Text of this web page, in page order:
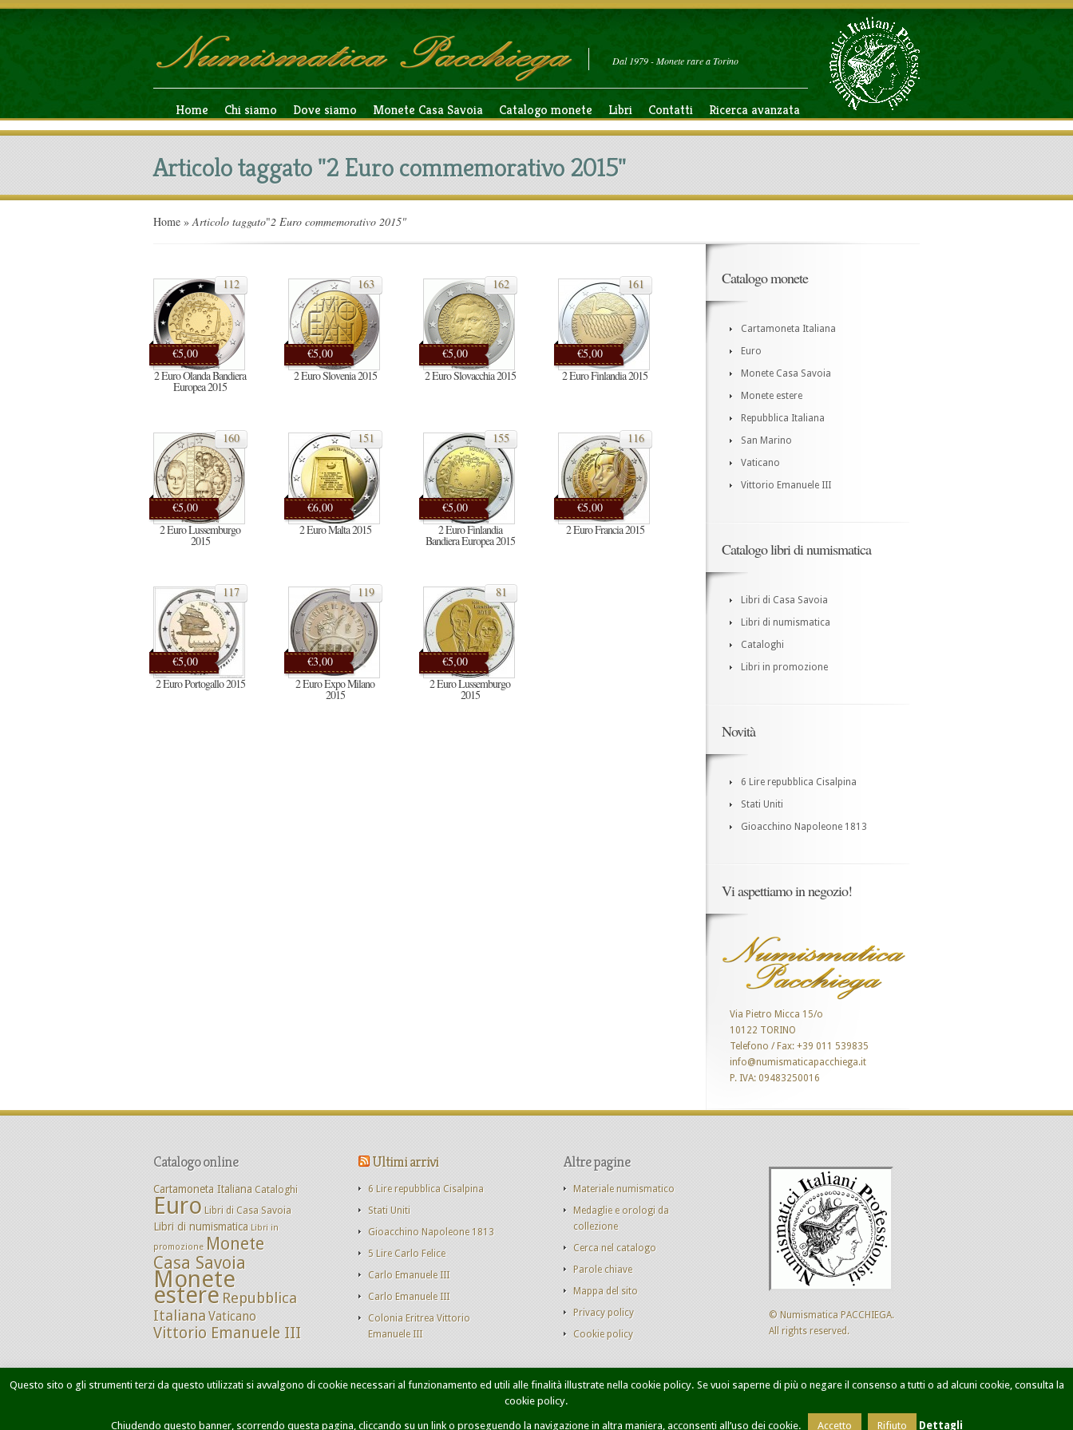
Dal 1979 - Monete rare a Torino
Home Chi siamo Dove siamo Monete Casa Savoia Catalogo monete Libri Contatti Ricerca avanzata
Articolo taggato "2 Euro commemorativo 2015"
Home » Articolo taggato"2 Euro commemorativo 2015"
€5,00
112
2 Euro Olanda Bandiera
Europea 2015
€5,00
163
2 Euro Slovenia 2015
€5,00
162
2 Euro Slovacchia 2015
€5,00
161
2 Euro Finlandia 2015
€5,00
160
2 Euro Lussemburgo
2015
€6,00
151
2 Euro Malta 2015
€5,00
155
2 Euro Finlandia
Bandiera Europea 2015
€5,00
116
2 Euro Francia 2015
€5,00
117
2 Euro Portogallo 2015
€3,00
119
2 Euro Expo Milano
2015
€5,00
81
2 Euro Lussemburgo
2015
Catalogo monete
Cartamoneta Italiana
Euro
Monete Casa Savoia
Monete estere
Repubblica Italiana
San Marino
Vaticano
Vittorio Emanuele III
Catalogo libri di numismatica
Libri di Casa Savoia
Libri di numismatica
Cataloghi
Libri in promozione
Novità
6 Lire repubblica Cisalpina
Stati Uniti
Gioacchino Napoleone 1813
Vi aspettiamo in negozio!
Via Pietro Micca 15/o
10122 TORINO
Telefono / Fax: +39 011 539835
info@numismaticapacchiega.it
P. IVA: 09483250016
Catalogo online
Cartamoneta Italiana Cataloghi
Euro Libri di Casa Savoia
Libri di numismatica Libri in
promozione Monete
Casa Savoia
Monete
estere Repubblica
ItalianaVaticano
Vittorio Emanuele III
Ultimi arrivi
6 Lire repubblica Cisalpina
Stati Uniti
Gioacchino Napoleone 1813
5 Lire Carlo Felice
Carlo Emanuele III
Carlo Emanuele III
Colonia Eritrea Vittorio
Emanuele III
Altre pagine
Materiale numismatico
Medaglie e orologi da
collezione
Cerca nel catalogo
Parole chiave
Mappa del sito
Privacy policy
Cookie policy
© Numismatica PACCHIEGA.
All rights reserved.
Home Dove siamo Monete Casa Savoia Catalogo monete Contatti Ricerca avanzata Designed by Sol Levante
Questo sito o gli strumenti terzi da questo utilizzati si avvalgono di cookie necessari al funzionamento ed utili alle finalità illustrate nella cookie policy. Se vuoi saperne di più o negare il consenso a tutti o ad alcuni cookie, consulta la
cookie policy.
Chiudendo questo banner, scorrendo questa pagina, cliccando su un link o proseguendo la navigazione in altra maniera, acconsenti all’uso dei cookie. Accetto Rifiuto Dettagli